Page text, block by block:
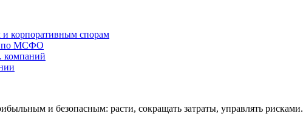
и корпоративным спорам
по МСФО
компаний
и безопасным: расти, cокращать затраты, управлять рисками.